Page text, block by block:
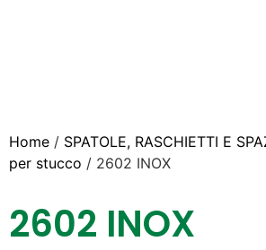
Home / SPATOLE, RASCHIETTI E
per stucco / 2602 INOX
2602 INOX